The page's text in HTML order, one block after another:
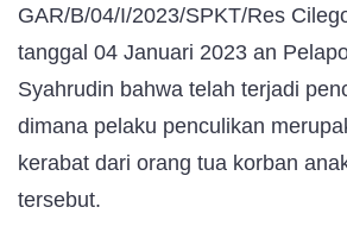
GAR/B/04/I/2023/SPKT/Res
tanggal 04 Januari 2023 an
Syahrudin bahwa telah terjadi
dimana pelaku penculikan
kerabat dari orang tua korban
tersebut.